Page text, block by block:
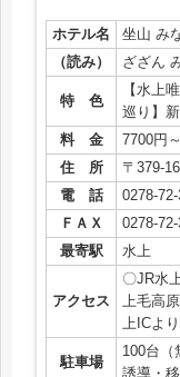
ホテル名
坐山 み
（読み）
ざざん
特 色
【水上
巡り】
料 金
7700円～
住 所
〒379-
電 話
0278-72-
ＦＡＸ
0278-
最寄駅
水上
アクセス
〇JR水
上毛高
上ICよ
駐車場
100台
誘導・